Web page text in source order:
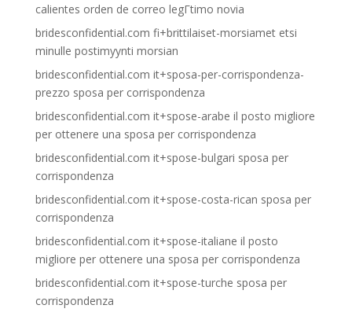
calientes orden de correo legГ­timo novia
bridesconfidential.com fi+brittilaiset-morsiamet etsi
minulle postimyynti morsian
bridesconfidential.com it+sposa-per-corrispondenza-
prezzo sposa per corrispondenza
bridesconfidential.com it+spose-arabe il posto migliore
per ottenere una sposa per corrispondenza
bridesconfidential.com it+spose-bulgari sposa per
corrispondenza
bridesconfidential.com it+spose-costa-rican sposa per
corrispondenza
bridesconfidential.com it+spose-italiane il posto
migliore per ottenere una sposa per corrispondenza
bridesconfidential.com it+spose-turche sposa per
corrispondenza